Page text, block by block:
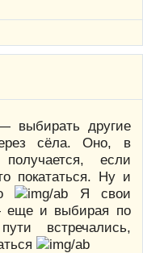
выбирать другие
сёла. Оно, в
если
покататься. Ну и
Я свои
еще и выбирая по
встречались,